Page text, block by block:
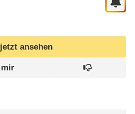
jetzt ansehen